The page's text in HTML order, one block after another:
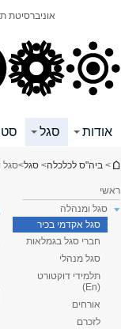
אוניברסיטת
אודות סגל
הינך נמצא כאן
> ביה"ס לכלכלה> סגל>סגל
ראשי
סגל ומנהלה
סגל אקדמי בכיר
חברי סגל בגמלאות
סגל מנהלי
תלמידי דוקטורט
(En)
אורחים
לזכרם